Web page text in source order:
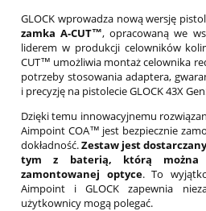
GLOCK wprowadza nową wersję
zamka A-CUT™, opracowaną we
liderem w produkcji celowników
CUT™ umożliwia montaż celownika
potrzeby stosowania adaptera,
i precyzję na pistolecie GLOCK 43X
Dzięki temu innowacyjnemu
Aimpoint COA™ jest bezpiecznie
dokładność.Zestaw jest
tym z baterią, którą można
zamontowanej optyce. To
Aimpoint i GLOCK zapewnia
użytkownicy mogą polegać.